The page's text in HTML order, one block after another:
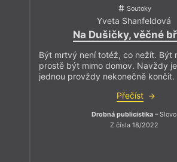
Soutoky
Yveta Shanfeldová
Na Dušičky, věčné
Být mrtvý není totéž, co nežít. Být
prostě být mimo domov. Navždy
jednou provždy nekonečně končit.
Přečíst
Drobná publicistika – Slovo
Z čísla 18/2022